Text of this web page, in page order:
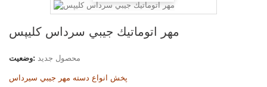
مهر اتوماتيك جيبي سرداس كليپس
وضعیت: محصول جدید
پخش انواع دسته مهر جيبي سيرداس